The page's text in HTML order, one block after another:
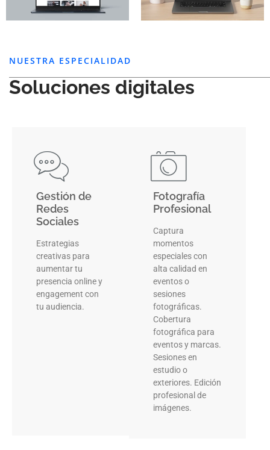
NUESTRA ESPECIALIDAD
Soluciones digitales
Gestión de
Redes
Sociales
Estrategias
creativas para
aumentar tu
presencia online y
engagement con
tu audiencia.
Fotografía
Profesional
Captura
momentos
especiales con
alta calidad en
eventos o
sesiones
fotográficas.
Cobertura
fotográfica para
eventos y marcas.
Sesiones en
estudio o
exteriores. Edición
profesional de
imágenes.